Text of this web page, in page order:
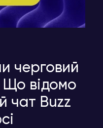
черговий
Що відомо
чат Buzz